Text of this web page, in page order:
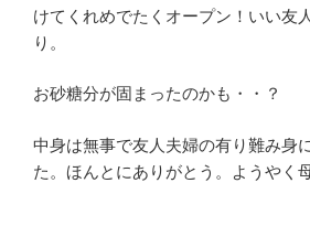
けてくれめでたくオープン！いい友
り。
お砂糖分が固まったのかも・・？
中身は無事で友人夫婦の有り難み身
た。ほんとにありがとう。ようやく